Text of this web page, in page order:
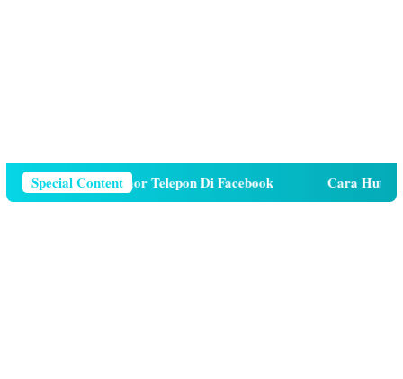
Special Content
Menghapus Nomor Telepon Di Facebook Cara Hutang